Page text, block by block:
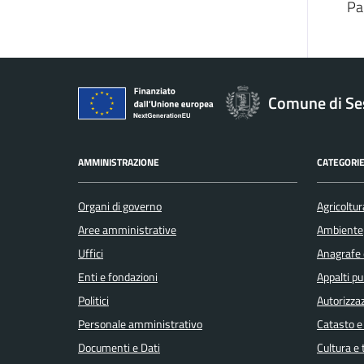
Comune di
AMMINISTRAZIONE
Organi di governo
Aree amministrative
Uffici
Enti e fondazioni
Politici
Personale amministrativo
Documenti e Dati
Ambiente
Appalti
Catasto
Cultura e